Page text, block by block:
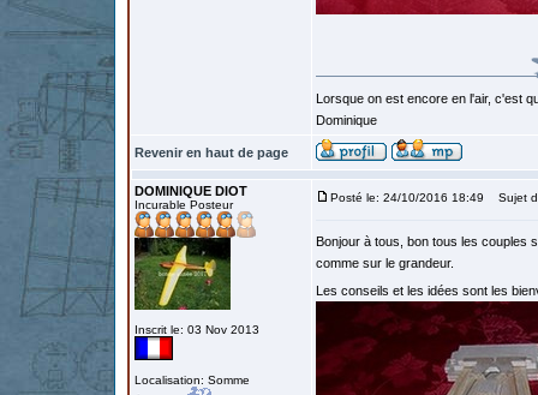
Lorsque on est encore en l'air, c'est
Dominique
Revenir en haut de page
DOMINIQUE DIOT
Incurable Posteur
Inscrit le: 03 Nov 2013
Localisation: Somme
Posté le: 24/10/2016 18:49 Sujet
Bonjour à tous, bon tous les couples
comme sur le grandeur.
Les conseils et les idées sont les